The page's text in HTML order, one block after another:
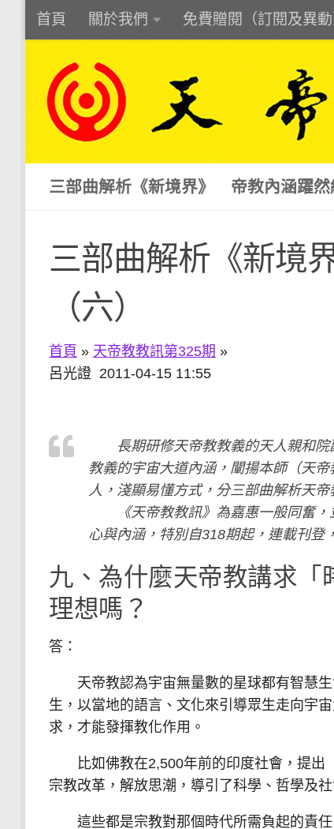
Skip to content
首頁 關於我們 免費贈閱（訂閱及異動
三部曲解析《新境界》 帝教內涵躍然
三部曲解析《新境
（六）
首頁 » 天帝教教訊第325期 »
呂光證 2011-04-15 11:55
長期研修天帝教教義的天人親和院
教義的宇宙大道內涵，闡揚本師（天
人，淺顯易懂方式，分三部曲解析天帝
《天帝教教訊》為嘉惠一般同奮，
心與內涵，特別自318期起，連載刊登
九、為什麼天帝教講求「
理想嗎？
答：
天帝教認為宇宙無量數的星球都有智慧生
生，以當地的語言、文化來引導眾生走向宇
求，才能發揮教化作用。
比如佛教在2,500年前的印度社會，提出
宗教改革，解放思潮，導引了科學、哲學及社
這些都是宗教對那個時代所需負起的責